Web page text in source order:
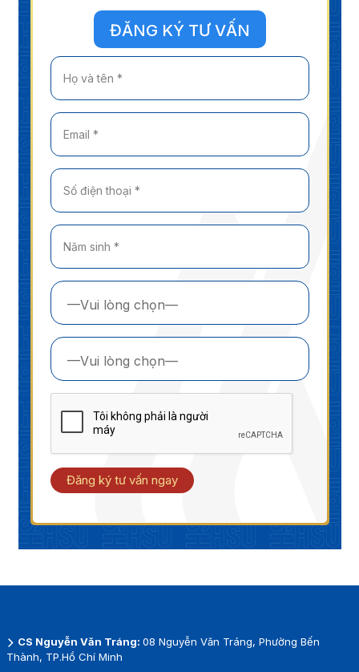
ĐĂNG KÝ TƯ VẤN
Đăng ký tư vấn ngay
CS Nguyễn Văn Tráng: 08 Nguyễn Văn Tráng, Phường Bến
Thành, TP.Hồ Chí Minh